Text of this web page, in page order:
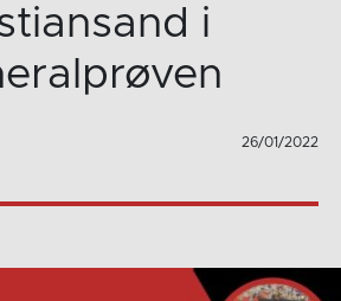
i
26/01/2022